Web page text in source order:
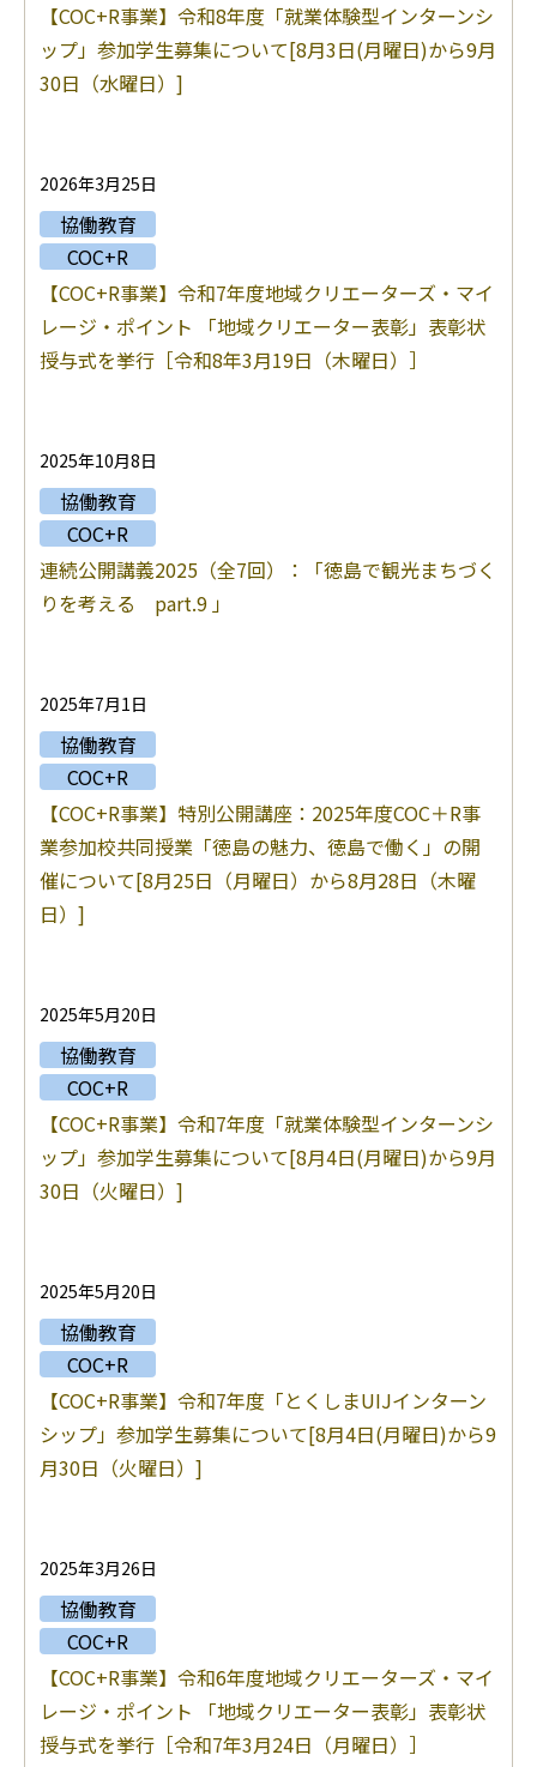
【COC+R事業】令和8年度「就業体験型インターンシ
ップ」参加学生募集について[8月3日(月曜日)から9月
30日（水曜日）]
2026年3月25日
協働教育
COC+R
【COC+R事業】令和7年度地域クリエーターズ・マイ
レージ・ポイント 「地域クリエーター表彰」表彰状
授与式を挙行［令和8年3月19日（木曜日）］
2025年10月8日
協働教育
COC+R
連続公開講義2025（全7回）：「徳島で観光まちづく
りを考える part.9 」
2025年7月1日
協働教育
COC+R
【COC+R事業】特別公開講座：2025年度COC＋R事
業参加校共同授業「徳島の魅力、徳島で働く」の開
催について[8月25日（月曜日）から8月28日（木曜
日）]
2025年5月20日
協働教育
COC+R
【COC+R事業】令和7年度「就業体験型インターンシ
ップ」参加学生募集について[8月4日(月曜日)から9月
30日（火曜日）]
2025年5月20日
協働教育
COC+R
【COC+R事業】令和7年度「とくしまUIJインターン
シップ」参加学生募集について[8月4日(月曜日)から9
月30日（火曜日）]
2025年3月26日
協働教育
COC+R
【COC+R事業】令和6年度地域クリエーターズ・マイ
レージ・ポイント 「地域クリエーター表彰」表彰状
授与式を挙行［令和7年3月24日（月曜日）］